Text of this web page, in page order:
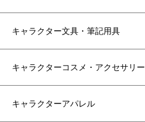
キャラクター文具・筆記用具
キャラクターコスメ・アクセサリー
キャラクターアパレル